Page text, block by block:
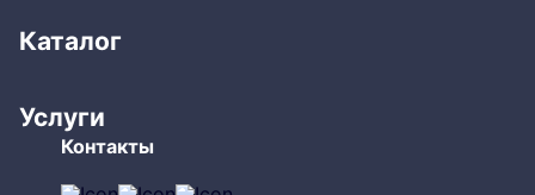
Каталог
Услуги
Контакты